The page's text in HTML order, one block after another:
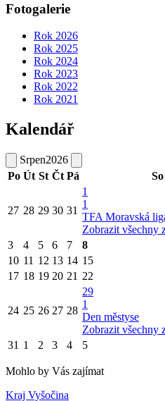
Fotogalerie
Rok 2026
Rok 2025
Rok 2024
Rok 2023
Rok 2022
Rok 2021
Kalendář
Srpen2026
Po Út St Čt Pá So
27 28 29 30 31
1
1
TFA Moravská
Zobrazit všechny
3 4 5 6 7 8
10 11 12 13 14 15
17 18 19 20 21 22
24 25 26 27 28
29
1
Den městyse
Zobrazit všechny
31 1 2 3 4 5
Mohlo by Vás zajímat
Kraj Vyšočina